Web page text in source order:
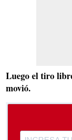
Luego el tiro
movió.